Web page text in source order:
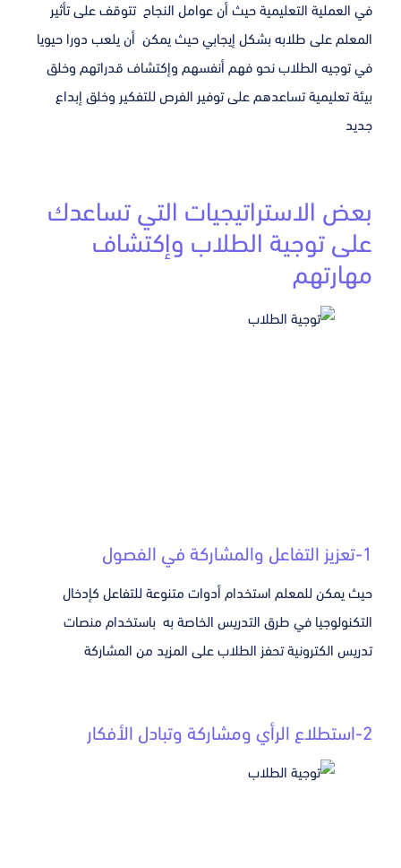
في العملية التعليمية حيث أن عوامل النجاح تتوقف على تأثير
المعلم على طلابه بشكل إيجابي حيث يمكن أن يلعب دورا حيويا
في توجيه الطلاب نحو فهم أنفسهم وإكتشاف قدراتهم وخلق
بيئة تعليمية تساعدهم على توفير الفرص للتفكير وخلق إبداع
جديد
بعض الاستراتيجيات التي تساعدك
على توجية الطلاب وإكتشاف
مهارتهم
1-تعزيز التفاعل والمشاركة في الفصول
حيث يمكن للمعلم استخدام أدوات متنوعة للتفاعل كإدخال
التكنولوجيا في طرق التدريس الخاصة به باستخدام منصات
تدريس الكترونية تحفز الطلاب على المزيد من المشاركة
2-استطلاع الرأي ومشاركة وتبادل الأفكار